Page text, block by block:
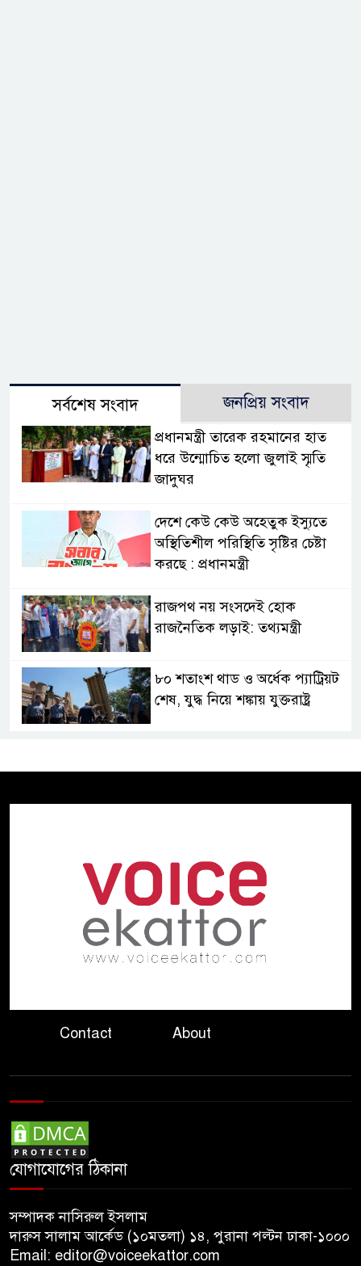
সর্বশেষ সংবাদ জনপ্রিয় সংবাদ
প্রধানমন্ত্রী তারেক রহমানের হাত
ধরে উন্মোচিত হলো জুলাই স্মৃতি
জাদুঘর
দেশে কেউ কেউ অহেতুক ইস্যুতে
অস্থিতিশীল পরিস্থিতি সৃষ্টির চেষ্টা
করছে : প্রধানমন্ত্রী
রাজপথ নয় সংসদেই হোক
রাজনৈতিক লড়াই: তথ্যমন্ত্রী
৮০ শতাংশ থাড ও অর্ধেক প্যাট্রিয়ট
শেষ, যুদ্ধ নিয়ে শঙ্কায় যুক্তরাষ্ট্র
গণভবনে শেষ পরিকল্পনা, তবু
প্রধানমন্ত্রী
ইসলামের সবচেয়ে বেশি ক্ষতি
করেছে জামায়াত: নুরুল হক নুর
বাংলাদেশ গড়তে হবে: ভারপ্রাপ্ত
রাষ্ট্রপতি
শহীদের আত্মত্যাগে গড়ে ওঠা জাতীয়
Contact About
যোগাযোগের ঠিকানা
সম্পাদক নাসিরুল ইসলাম
দারুস সালাম আর্কেড (১০মতলা) ১৪, পুরানা পল্টন ঢাকা-১০০০
Email: editor@voiceekattor.com